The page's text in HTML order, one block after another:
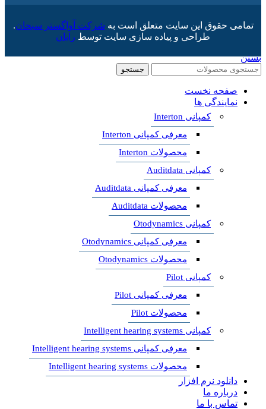
تمامی حقوق این سایت متعلق است به شرکت آواگستر سبحان.
طراحی و پیاده سازی سایت توسط رایان
بستن
جستجو
صفحه نخست
نمایندگی ها
کمپانی Interton
معرفی کمپانی Interton
محصولات Interton
کمپانی Auditdata
معرفی کمپانی Auditdata
محصولات Auditdata
کمپانی Otodynamics
معرفی کمپانی Otodynamics
محصولات Otodynamics
کمپانی Pilot
معرفی کمپانی Pilot
محصولات Pilot
کمپانی Intelligent hearing systems
معرفی کمپانی Intelligent hearing systems
محصولات Intelligent hearing systems
دانلود نرم افزار
درباره ما
تماس با ما